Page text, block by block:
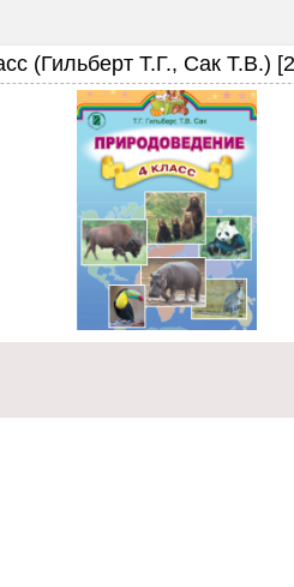
(Гильберт Т.Г., Сак Т.В.)